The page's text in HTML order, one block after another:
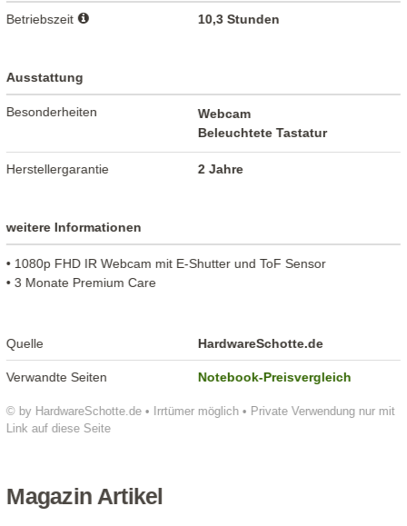
© by HardwareSchotte.de • Irrtümer möglich • Private Verwendung nur mit
Link auf diese Seite
Betriebszeit 10,3 Stunden
Ausstattung
Besonderheiten
Webcam
Beleuchtete Tastatur
Herstellergarantie 2 Jahre
weitere Informationen
• 1080p FHD IR Webcam mit E-Shutter und ToF Sensor
• 3 Monate Premium Care
Quelle HardwareSchotte.de
Verwandte Seiten Notebook-Preisvergleich
Magazin Artikel